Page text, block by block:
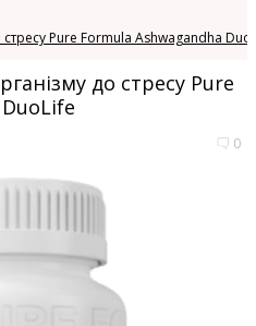
стресу Pure Formula Ashwagandha
до стресу Pure
0